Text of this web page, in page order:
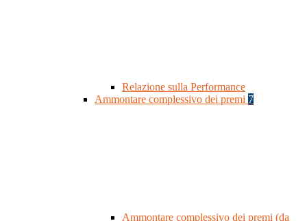
Relazione sulla Performance
Ammontare complessivo dei premi 7
Ammontare complessivo dei premi (da